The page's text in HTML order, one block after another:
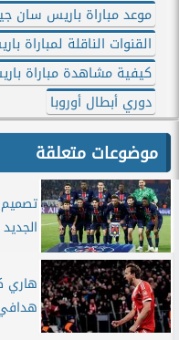
موعد مباراة باريس سان
القنوات الناقلة
كيفية مشاهدة مباراة
دوري أبطال أوروبا
موضوعات متعلقة
الجديد
هاري